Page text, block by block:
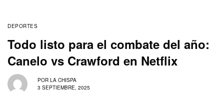
DEPORTES
Todo listo para el combate del año:
Canelo vs Crawford en Netflix
POR LA CHISPA
3 SEPTIEMBRE, 2025